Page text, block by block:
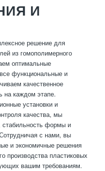
И
решение для
из гомополимерного
оптимальные
функциональные и
качественное
на каждом этапе.
установки и
качества, мы
стабильность формы и
с нами, вы
и экономичные решения
производства пластиковых
вашим требованиям.